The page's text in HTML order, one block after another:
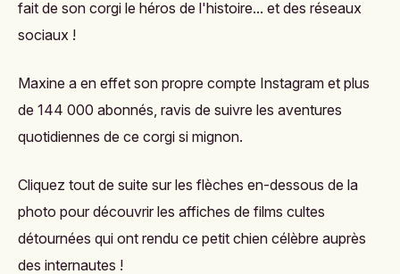
fait de son corgi le héros de l'histoire... et des réseaux
sociaux !
Maxine a en effet son propre compte Instagram et plus
de 144 000 abonnés, ravis de suivre les aventures
quotidiennes de ce corgi si mignon.
Cliquez tout de suite sur les flèches en-dessous de la
photo pour découvrir les affiches de films cultes
détournées qui ont rendu ce petit chien célèbre auprès
des internautes !